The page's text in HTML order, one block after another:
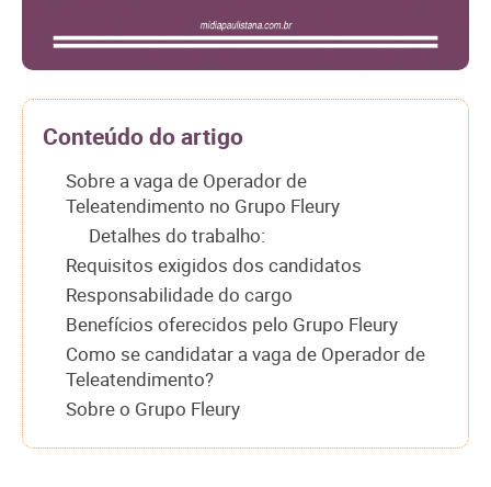
Conteúdo do artigo
Sobre a vaga de Operador de
Teleatendimento no Grupo Fleury
Detalhes do trabalho:
Requisitos exigidos dos candidatos
Responsabilidade do cargo
Benefícios oferecidos pelo Grupo Fleury
Como se candidatar a vaga de Operador de
Teleatendimento?
Sobre o Grupo Fleury